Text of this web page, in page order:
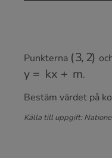
Punkterna
(3 2)
y =kx+m
.
Bestäm värdet på
Källa till uppgift: